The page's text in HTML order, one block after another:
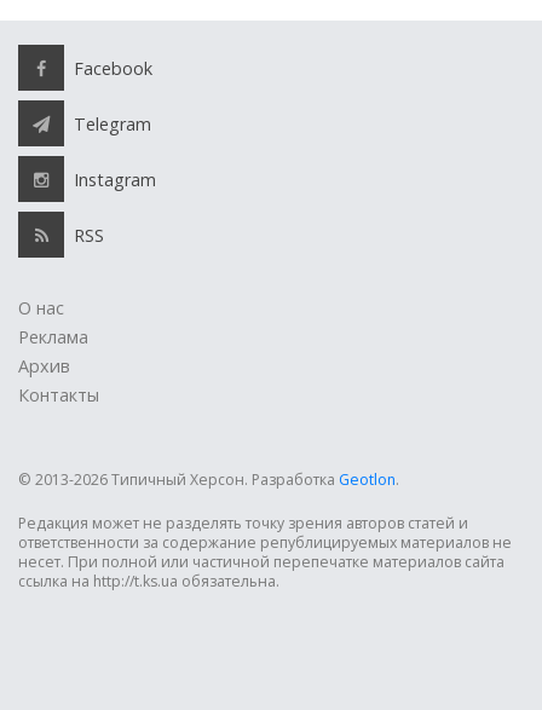
Facebook
Telegram
Instagram
RSS
О нас
Реклама
Архив
Контакты
© 2013-2026 Типичный Херсон. Разработка Geotlon.
Редакция может не разделять точку зрения авторов статей и
ответственности за содержание републицируемых материалов не
несет. При полной или частичной перепечатке материалов сайта
ссылка на http://t.ks.ua обязательна.